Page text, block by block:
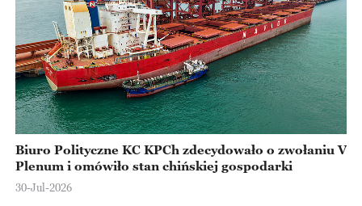
Biuro Polityczne KC KPCh zdecydowało o zwołaniu V
Plenum i omówiło stan chińskiej gospodarki
30-Jul-2026